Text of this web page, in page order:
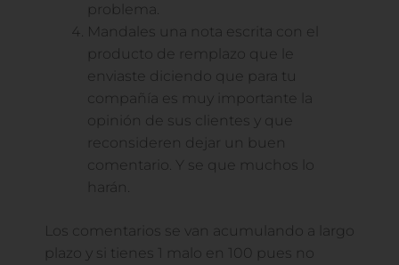
problema.
Mandales una nota escrita con el
producto de remplazo que le
enviaste diciendo que para tu
compañía es muy importante la
opinión de sus clientes y que
reconsideren dejar un buen
comentario. Y se que muchos lo
harán.
Los comentarios se van acumulando a largo
plazo y si tienes 1 malo en 100 pues no